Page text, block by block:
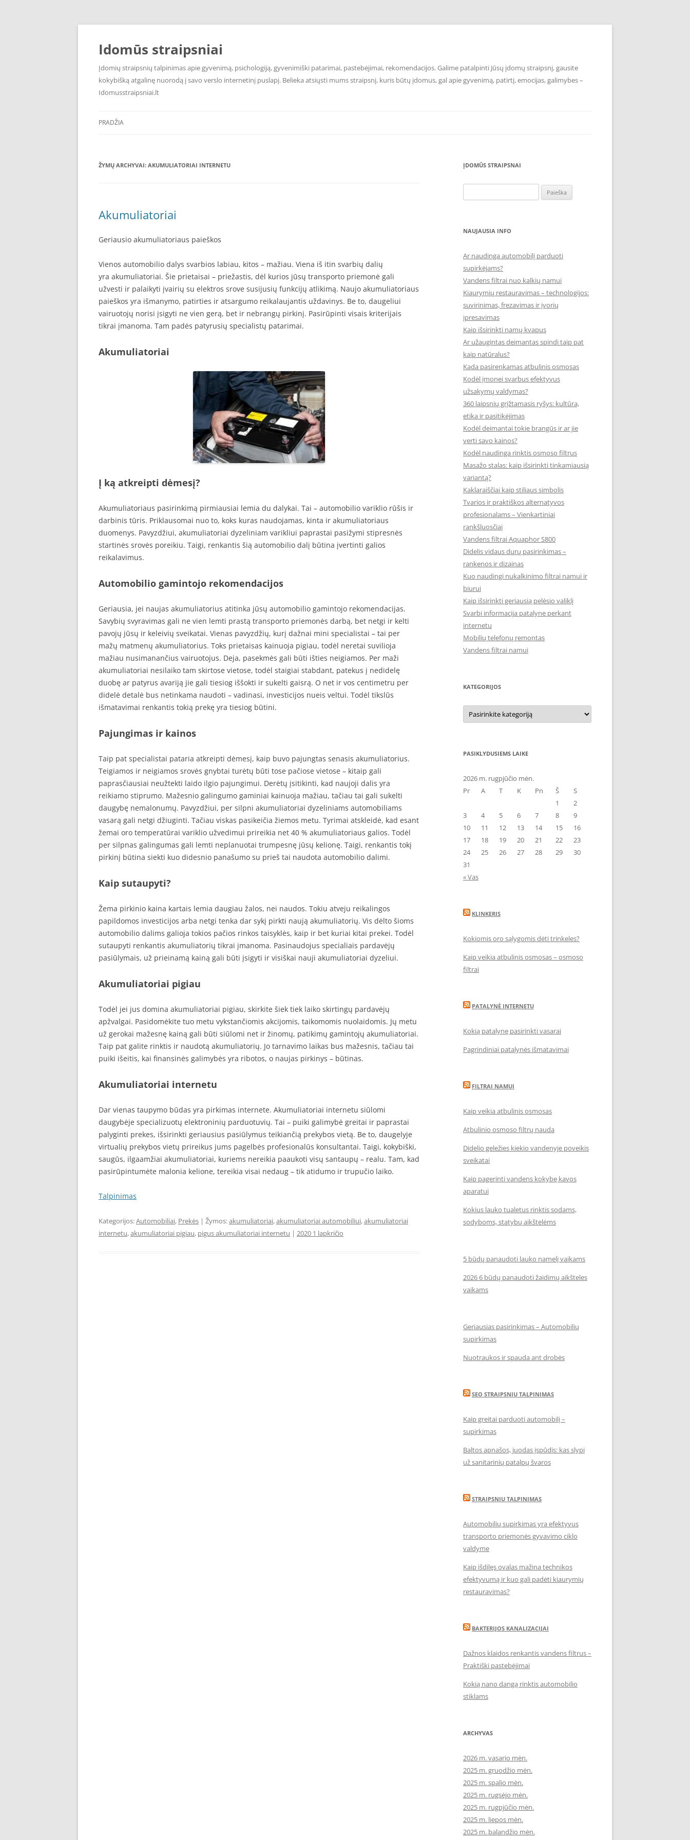
Pereiti
turinio
Idomūs straipsniai
Įdomių straipsnių talpinimas apie gyvenimą, psichologiją, gyvenimiški patarimai, pastebėjimai, rekomendacijos. Galime patalpinti Jūsų įdomų straipsnį, gausite
kokybišką atgalinę nuorodą į savo verslo internetinį puslapį. Belieka atsiųsti mums straipsnį, kuris būtų įdomus, gal apie gyvenimą, patirtį, emocijas, galimybes –
Idomusstraipsniai.lt
PRADŽIA
ŽYMŲ ARCHYVAI: AKUMULIATORIAI INTERNETU
Akumuliatoriai
Geriausio akumuliatoriaus paieškos
Vienos automobilio dalys svarbios labiau, kitos – mažiau. Viena iš itin svarbių dalių
yra akumuliatoriai. Šie prietaisai – priežastis, dėl kurios jūsų transporto priemonė gali
užvesti ir palaikyti įvairių su elektros srove susijusių funkcijų atlikimą. Naujo akumuliatoriaus
paieškos yra išmanymo, patirties ir atsargumo reikalaujantis uždavinys. Be to, daugeliui
vairuotojų norisi įsigyti ne vien gerą, bet ir nebrangų pirkinį. Pasirūpinti visais kriterijais
tikrai įmanoma. Tam padės patyrusių specialistų patarimai.
Akumuliatoriai
Į ką atkreipti dėmesį?
Akumuliatoriaus pasirinkimą pirmiausiai lemia du dalykai. Tai – automobilio variklio rūšis ir
darbinis tūris. Priklausomai nuo to, koks kuras naudojamas, kinta ir akumuliatoriaus
duomenys. Pavyzdžiui, akumuliatoriai dyzeliniam varikliui paprastai pasižymi stipresnės
startinės srovės poreikiu. Taigi, renkantis šią automobilio dalį būtina įvertinti galios
reikalavimus.
Automobilio gamintojo rekomendacijos
Geriausia, jei naujas akumuliatorius atitinka jūsų automobilio gamintojo rekomendacijas.
Savybių svyravimas gali ne vien lemti prastą transporto priemonės darbą, bet netgi ir kelti
pavojų jūsų ir keleivių sveikatai. Vienas pavyzdžių, kurį dažnai mini specialistai – tai per
mažų matmenų akumuliatorius. Toks prietaisas kainuoja pigiau, todėl neretai suvilioja
mažiau nusimanančius vairuotojus. Deja, pasekmės gali būti išties neigiamos. Per maži
akumuliatoriai nesilaiko tam skirtose vietose, todėl staigiai stabdant, patekus į nedidelę
duobę ar patyrus avariją jie gali tiesiog iššokti ir sukelti gaisrą. O net ir vos centimetru per
didelė detalė bus netinkama naudoti – vadinasi, investicijos nueis veltui. Todėl tikslūs
išmatavimai renkantis tokią prekę yra tiesiog būtini.
Pajungimas ir kainos
Taip pat specialistai pataria atkreipti dėmesį, kaip buvo pajungtas senasis akumuliatorius.
Teigiamos ir neigiamos srovės gnybtai turėtų būti tose pačiose vietose – kitaip gali
paprasčiausiai neužtekti laido ilgio pajungimui. Derėtų įsitikinti, kad naujoji dalis yra
reikiamo stiprumo. Mažesnio galingumo gaminiai kainuoja mažiau, tačiau tai gali sukelti
daugybę nemalonumų. Pavyzdžiui, per silpni akumuliatoriai dyzeliniams automobiliams
vasarą gali netgi džiuginti. Tačiau viskas pasikeičia žiemos metu. Tyrimai atskleidė, kad esant
žemai oro temperatūrai variklio užvedimui prireikia net 40 % akumuliatoriaus galios. Todėl
per silpnas galingumas gali lemti neplanuotai trumpesnę jūsų kelionę. Taigi, renkantis tokį
pirkinį būtina siekti kuo didesnio panašumo su prieš tai naudota automobilio dalimi.
Kaip sutaupyti?
Žema pirkinio kaina kartais lemia daugiau žalos, nei naudos. Tokiu atveju reikalingos
papildomos investicijos arba netgi tenka dar sykį pirkti naują akumuliatorių. Vis dėlto šioms
automobilio dalims galioja tokios pačios rinkos taisyklės, kaip ir bet kuriai kitai prekei. Todėl
sutaupyti renkantis akumuliatorių tikrai įmanoma. Pasinaudojus specialiais pardavėjų
pasiūlymais, už prieinamą kainą gali būti įsigyti ir visiškai nauji akumuliatoriai dyzeliui.
Akumuliatoriai pigiau
Todėl jei jus domina akumuliatoriai pigiau, skirkite šiek tiek laiko skirtingų pardavėjų
apžvalgai. Pasidomėkite tuo metu vykstančiomis akcijomis, taikomomis nuolaidomis. Jų metu
už gerokai mažesnę kainą gali būti siūlomi net ir žinomų, patikimų gamintojų akumuliatoriai.
Taip pat galite rinktis ir naudotą akumuliatorių. Jo tarnavimo laikas bus mažesnis, tačiau tai
puiki išeitis, kai finansinės galimybės yra ribotos, o naujas pirkinys – būtinas.
Akumuliatoriai internetu
Dar vienas taupymo būdas yra pirkimas internete. Akumuliatoriai internetu siūlomi
daugybėje specializuotų elektroninių parduotuvių. Tai – puiki galimybė greitai ir paprastai
palyginti prekes, išsirinkti geriausius pasiūlymus teikiančią prekybos vietą. Be to, daugelyje
virtualių prekybos vietų prireikus jums pagelbės profesionalūs konsultantai. Taigi, kokybiški,
saugūs, ilgaamžiai akumuliatoriai, kuriems nereikia paaukoti visų santaupų – realu. Tam, kad
pasirūpintumėte malonia kelione, tereikia visai nedaug – tik atidumo ir trupučio laiko.
Talpinimas
Kategorijos:Automobiliai, Prekės | Žymos:akumuliatoriai,akumuliatoriai automobiliui,akumuliatoriai
internetu,akumuliatoriai pigiau, pigus akumuliatoriai internetu | 2020 1 lapkričio
ĮDOMŪS STRAIPSNAI
NAUJAUSIA INFO
Ar naudinga automobilį parduoti
supirkėjams?
Vandens filtrai nuo kalkių namui
Kiaurymių restauravimas – technologijos:
suvirinimas, frezavimas ir įvorių
įpresavimas
Kaip išsirinkti namų kvapus
Ar užaugintas deimantas spindi taip pat
kaip natūralus?
Kada pasirenkamas atbulinis osmosas
Kodėl įmonei svarbus efektyvus
užsakymų valdymas?
360 laipsnių grįžtamasis ryšys: kultūra,
etika ir pasitikėjimas
Kodėl deimantai tokie brangūs ir ar jie
verti savo kainos?
Kodėl naudinga rinktis osmoso filtrus
Masažo stalas: kaip išsirinkti tinkamiausią
variantą?
Kaklaraiščiai kaip stiliaus simbolis
Tvarios ir praktiškos alternatyvos
profesionalams – Vienkartiniai
rankšluosčiai
Vandens filtrai Aquaphor S800
Didelis vidaus durų pasirinkimas –
rankenos ir dizainas
Kuo naudingi nukalkinimo filtrai namui ir
biurui
Kaip išsirinkti geriausią pelėsio valiklį
Svarbi informacija patalyne perkant
internetu
Mobilių telefonų remontas
Vandens filtrai namui
KATEGORIJOS
Kategorijos
PASIKLYDUSIEMS LAIKE
2026 m. rugpjūčio mėn.
Pr
A T K Pn Š
S
1
2
3
4 5 6 7 8
9
10
11 12 13 14 15
16
17
18 19 20 21 22
23
24
25 26 27 28 29
30
31
« Vas
KLINKERIS
Kokiomis oro sąlygomis dėti trinkeles?
Kaip veikia atbulinis osmosas – osmoso
filtrai
PATALYNĖ INTERNETU
Kokią patalynę pasirinkti vasarai
Pagrindiniai patalynės išmatavimai
FILTRAI NAMUI
Kaip veikia atbulinis osmosas
Atbulinio osmoso filtrų nauda
Didelio geležies kiekio vandenyje poveikis
sveikatai
Kaip pagerinti vandens kokybę kavos
aparatui
Kokius lauko tualetus rinktis sodams,
sodyboms, statybų aikštelėms
5 būdų panaudoti lauko namelį vaikams
2026 6 būdų panaudoti žaidimų aikšteles
vaikams
Geriausias pasirinkimas – Automobilių
supirkimas
Nuotraukos ir spauda ant drobės
SEO STRAIPSNIU TALPINIMAS
Kaip greitai parduoti automobilį –
supirkimas
Baltos apnašos, juodas įspūdis: kas slypi
už sanitarinių patalpų švaros
STRAIPSNIU TALPINIMAS
Automobilių supirkimas yra efektyvus
transporto priemonės gyvavimo ciklo
valdyme
Kaip išdilęs ovalas mažina technikos
efektyvumą ir kuo gali padėti kiaurymių
restauravimas?
BAKTERIJOS KANALIZACIJAI
Dažnos klaidos renkantis vandens filtrus –
Praktiški pastebėjimai
Kokią nano dangą rinktis automobilio
stiklams
ARCHYVAS
2026 m. vasario mėn.
2025 m. gruodžio mėn.
2025 m. spalio mėn.
2025 m. rugsėjo mėn.
2025 m. rugpjūčio mėn.
2025 m. liepos mėn.
2025 m. balandžio mėn.